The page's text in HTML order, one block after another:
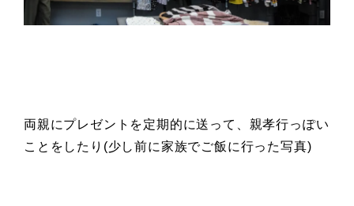
両親にプレゼントを定期的に送って、親孝行っぽい
ことをしたり(少し前に家族でご飯に行った写真)